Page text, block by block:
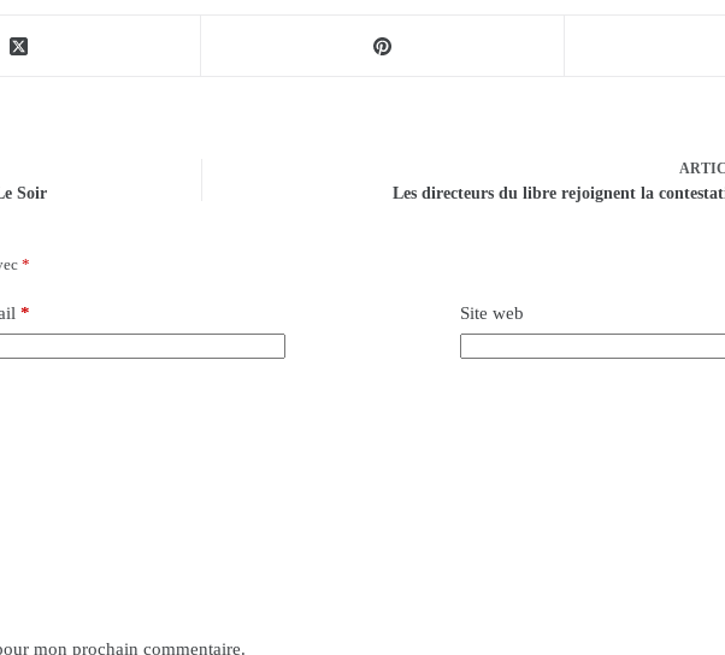
Soir Les directeurs du libre rejoignent la
*
* Site web
mon prochain commentaire.